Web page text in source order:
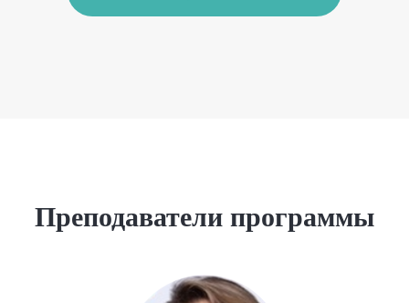
Преподаватели программы